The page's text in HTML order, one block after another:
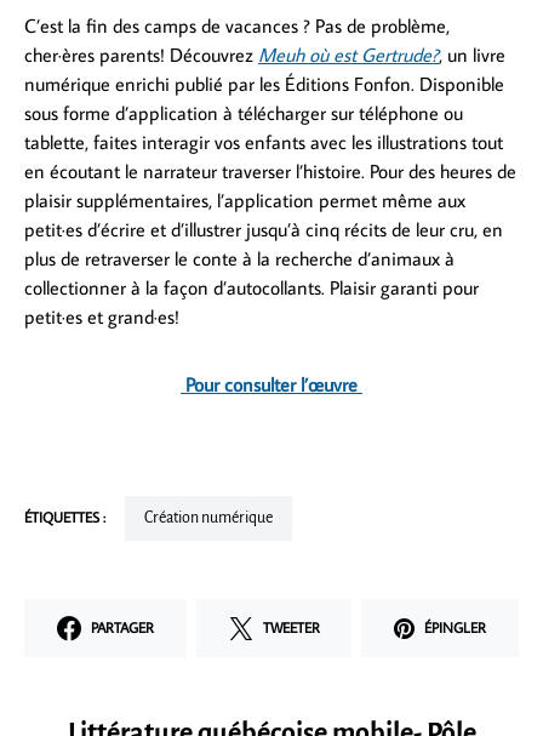
C’est la fin des camps de vacances ? Pas de problème,
cher·ères parents! Découvrez Meuh où est Gertrude?, un livre
numérique enrichi publié par les Éditions Fonfon. Disponible
sous forme d’application à télécharger sur téléphone ou
tablette, faites interagir vos enfants avec les illustrations tout
en écoutant le narrateur traverser l’histoire. Pour des heures de
plaisir supplémentaires, l’application permet même aux
petit·es d’écrire et d’illustrer jusqu’à cinq récits de leur cru, en
plus de retraverser le conte à la recherche d’animaux à
collectionner à la façon d’autocollants. Plaisir garanti pour
petit·es et grand·es!
Pourconsulter l’œuvre
ÉTIQUETTES : Création numérique
PARTAGER TWEETER ÉPINGLER